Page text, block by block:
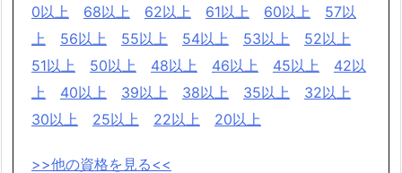
0以上
68以上 62以上 61以上 60以上
57以
上
56以上 55以上 54以上 53以上
52以上
51以上
50以上 48以上 46以上 45以上
42以
上
40以上 39以上 38以上 35以上
32以上
30以上
25以上 22以上 20以上
>>他の資格を見る<<